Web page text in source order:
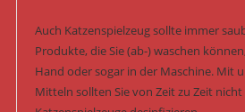
Auch Katzenspielzeug sollte immer
Produkte, die Sie (ab-) waschen
Hand oder sogar in der Maschine. Mit
Mitteln sollten Sie von Zeit zu Zeit